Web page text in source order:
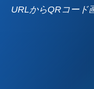
URLからQRコード